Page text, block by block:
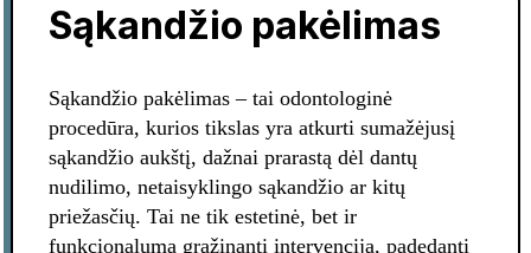
Sąkandžio pakėlimas
Sąkandžio pakėlimas – tai odontologinė
procedūra, kurios tikslas yra atkurti sumažėjusį
sąkandžio aukštį, dažnai prarastą dėl dantų
nudilimo, netaisyklingo sąkandžio ar kitų
priežasčių. Tai ne tik estetinė, bet ir
funkcionalumą grąžinanti intervencija, padedanti